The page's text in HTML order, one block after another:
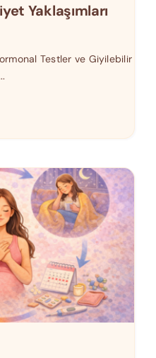
Yaklaşımları
Testler ve Giyilebilir